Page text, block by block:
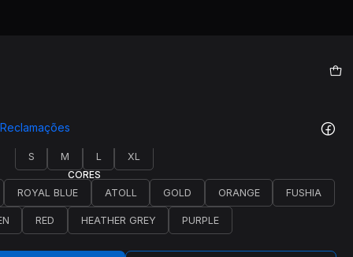
S
M L
XL
CORES
ROYAL BLUE ATOLL GOLD ORANGE FUSHIA
RED HEATHER GREY PURPLE